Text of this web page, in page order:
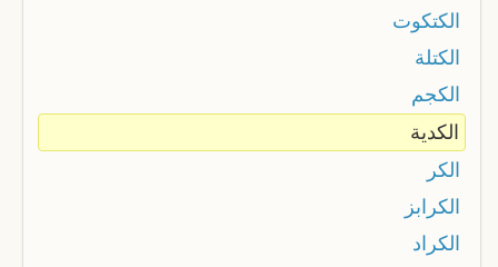
الكتكوت
الكتلة
الكجم
الكدية
الكر
الكرابز
الكراد